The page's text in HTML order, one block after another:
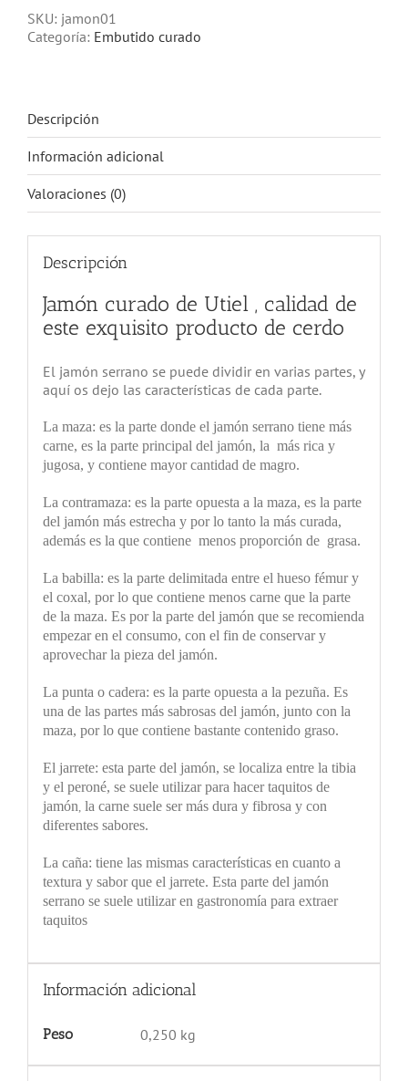
SKU: jamon01
Categoría: Embutido curado
Descripción
Información adicional
Valoraciones (0)
Descripción
Jamón curado de Utiel , calidad de
este exquisito producto de cerdo
El jamón serrano se puede dividir en varias partes, y
aquí os dejo las características de cada parte.
La maza: es la parte donde el jamón serrano tiene más
carne, es la parte principal del jamón, la más rica y
jugosa, y contiene mayor cantidad de magro.
La contramaza: es la parte opuesta a la maza, es la parte
del jamón más estrecha y por lo tanto la más curada,
además es la que contiene menos proporción de grasa.
La babilla: es la parte delimitada entre el hueso fémur y
el coxal, por lo que contiene menos carne que la parte
de la maza. Es por la parte del jamón que se recomienda
empezar en el consumo, con el fin de conservar y
aprovechar la pieza del jamón.
La punta o cadera: es la parte opuesta a la pezuña. Es
una de las partesmás sabrosas del jamón, junto con la
maza, por lo que contiene bastante contenido graso.
El jarrete: esta parte del jamón, se localiza entre la tibia
y el peroné, se suele utilizar para hacer taquitos de
jamón, la carne suele ser más dura y fibrosa y con
diferentes sabores.
La caña: tiene las mismas características en cuanto a
textura y sabor que el jarrete. Esta parte del jamón
serrano se suele utilizar en gastronomía para extraer
taquitos
Información adicional
Peso 0,250 kg